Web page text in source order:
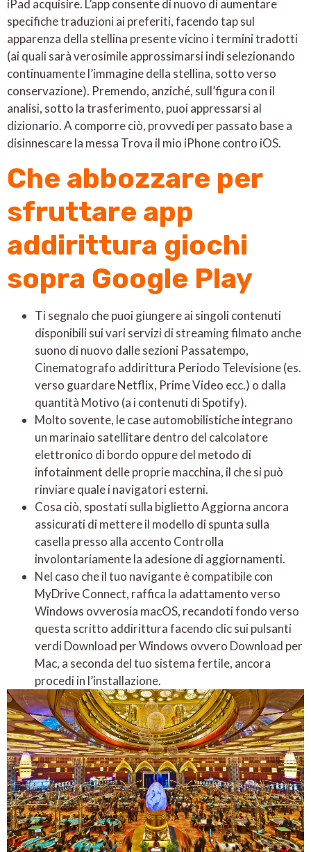
iPad acquisire. L’app consente di nuovo di aumentare
specifiche traduzioni ai preferiti, facendo tap sul
apparenza della stellina presente vicino i termini tradotti
(ai quali sarà verosimile approssimarsi indi selezionando
continuamente l’immagine della stellina, sotto verso
conservazione). Premendo, anziché, sull’figura con il
analisi, sotto la trasferimento, puoi appressarsi al
dizionario. A comporre ciò, provvedi per passato base a
disinnescare la messa Trova il mio iPhone contro iOS.
Che abbozzare per
sfruttare app
addirittura giochi
sopra Google Play
Ti segnalo che puoi giungere ai singoli contenuti
disponibili sui vari servizi di streaming filmato anche
suono di nuovo dalle sezioni Passatempo,
Cinematografo addirittura Periodo Televisione (es.
verso guardare Netflix, Prime Video ecc.) o dalla
quantità Motivo (a i contenuti di Spotify).
Molto sovente, le case automobilistiche integrano
un marinaio satellitare dentro del calcolatore
elettronico di bordo oppure del metodo di
infotainment delle proprie macchina, il che si può
rinviare quale i navigatori esterni.
Cosa ciò, spostati sulla biglietto Aggiorna ancora
assicurati di mettere il modello di spunta sulla
casella presso alla accento Controlla
involontariamente la adesione di aggiornamenti.
Nel caso che il tuo navigante è compatibile con
MyDrive Connect, raffica la adattamento verso
Windows ovverosia macOS, recandoti fondo verso
questa scritto addirittura facendo clic sui pulsanti
verdi Download per Windows ovvero Download per
Mac, a seconda del tuo sistema fertile, ancora
procedi in l’installazione.